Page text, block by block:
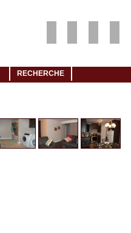
RECHERCHE